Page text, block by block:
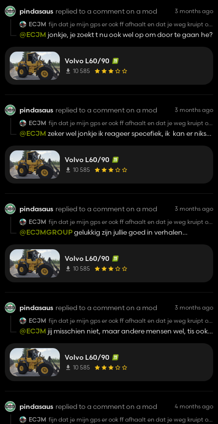
pindasaus replied to a comment on a mod
3 months ago
ECJM fijn dat je mijn gps er ook ff afhaalt en dat je weg kruipt op
het moment van discussie
@ECJM jonkje, je zoekt t nu ook wel op om door te gaan he?
Volvo L60/90
10 585
pindasaus replied to a comment on a mod
3 months ago
ECJM fijn dat je mijn gps er ook ff afhaalt en dat je weg kruipt op
het moment van discussie
@ECJM zeker wel jonkje ik reageer specefiek, ik kan er niks
Volvo L60/90
10 585
pindasaus replied to a comment on a mod
3 months ago
ECJM fijn dat je mijn gps er ook ff afhaalt en dat je weg kruipt op
het moment van discussie
@ECJMGROUPgelukkig zijn jullie goed in verhalen
achter wie ecjm is met die grote bekken altijd in call, vooral jij
jeffrey vieze driftkikker je moet 1 dingetje verkeerd horen en je
bent al chagrijnig dikke dwaas, internet heldjes
Volvo L60/90
10 585
pindasaus replied to a comment on a mod
3 months ago
ECJM fijn dat je mijn gps er ook ff afhaalt en dat je weg kruipt op
het moment van discussie
@ECJM jij misschien niet, maar andere mensen wel, tis ook
wwoorden ook maar een nakomen bloedhond
Volvo L60/90
10 585
pindasaus replied to a comment on a mod
4 months ago
ECJM fijn dat je mijn gps er ook ff afhaalt en dat je weg kruipt op